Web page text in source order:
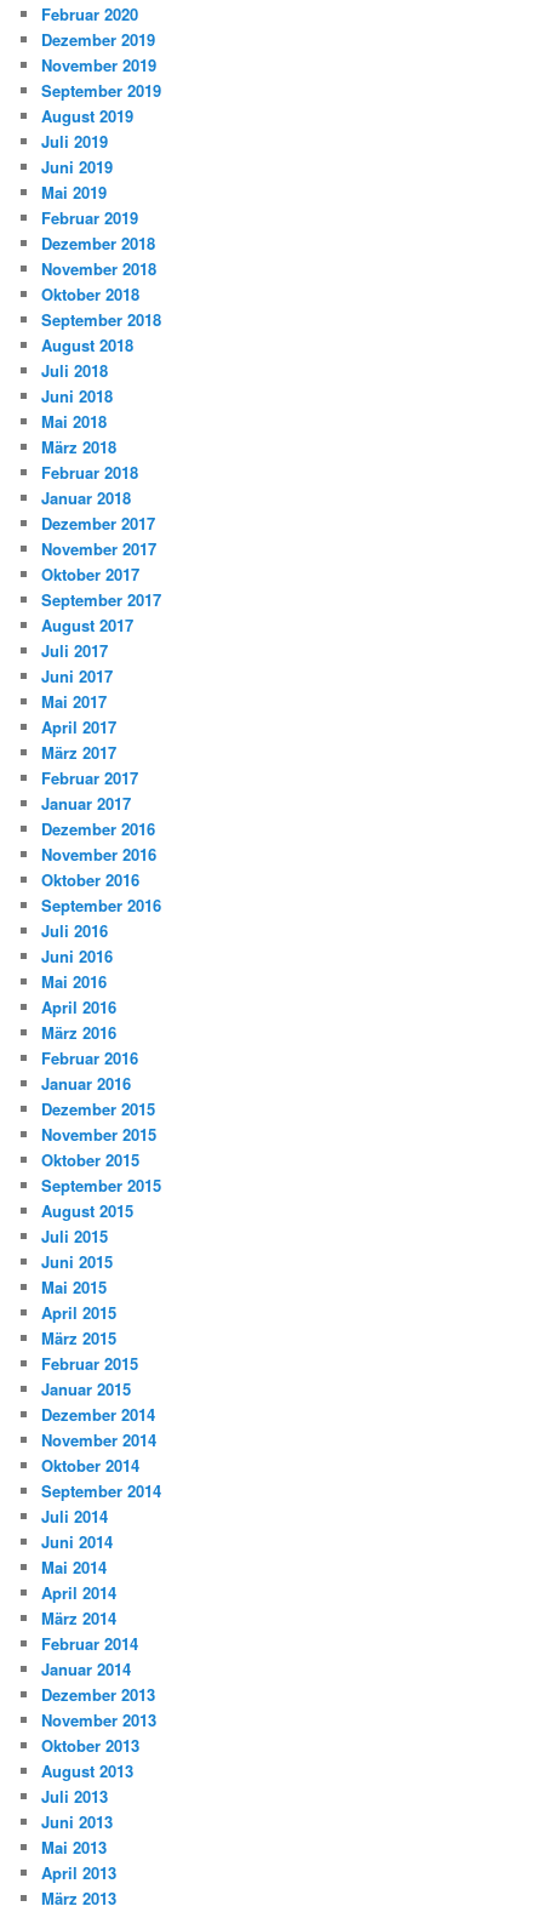
Februar 2020
Dezember 2019
November 2019
September 2019
August 2019
Juli 2019
Juni 2019
Mai 2019
Februar 2019
Dezember 2018
November 2018
Oktober 2018
September 2018
August 2018
Juli 2018
Juni 2018
Mai 2018
März 2018
Februar 2018
Januar 2018
Dezember 2017
November 2017
Oktober 2017
September 2017
August 2017
Juli 2017
Juni 2017
Mai 2017
April 2017
März 2017
Februar 2017
Januar 2017
Dezember 2016
November 2016
Oktober 2016
September 2016
Juli 2016
Juni 2016
Mai 2016
April 2016
März 2016
Februar 2016
Januar 2016
Dezember 2015
November 2015
Oktober 2015
September 2015
August 2015
Juli 2015
Juni 2015
Mai 2015
April 2015
März 2015
Februar 2015
Januar 2015
Dezember 2014
November 2014
Oktober 2014
September 2014
Juli 2014
Juni 2014
Mai 2014
April 2014
März 2014
Februar 2014
Januar 2014
Dezember 2013
November 2013
Oktober 2013
August 2013
Juli 2013
Juni 2013
Mai 2013
April 2013
März 2013